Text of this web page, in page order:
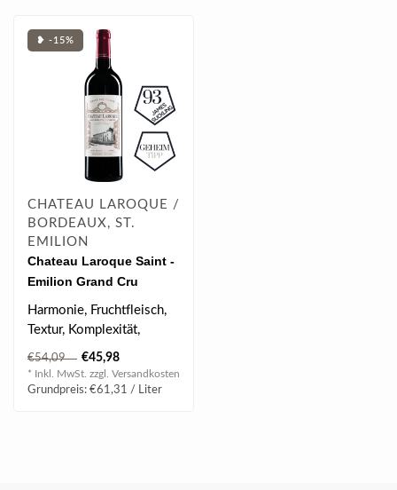
❥ -15%
CHATEAU LAROQUE /
BORDEAUX, ST.
EMILION
Chateau Laroque Saint -
Emilion Grand Cru
Classe 2022 0.75 l
Harmonie, Fruchtfleisch,
Textur, Komplexität,
Vitalität,
Geschmackstiefe, Arom..
€54,09 €45,98
* Inkl. MwSt. zzgl. Versandkosten
Grundpreis: €61,31 / Liter